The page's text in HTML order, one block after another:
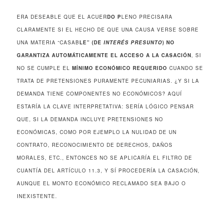
ERA DESEABLE QUE EL ACUERDO PLENO PRECISARA
CLARAMENTE SI EL HECHO DE QUE UNA CAUSA VERSE SOBRE
UNA MATERIA “CASABLE” (DEINTERÉS PRESUNTO) NO
GARANTIZA AUTOMÁTICAMENTE EL ACCESO A LA CASACIÓN, SI
NO SE CUMPLE ELMÍNIMO ECONÓMICO REQUERIDO CUANDO SE
TRATA DE PRETENSIONES PURAMENTE PECUNIARIAS. ¿Y SI LA
DEMANDA TIENE COMPONENTES NO ECONÓMICOS? AQUÍ
ESTARÍA LA CLAVE INTERPRETATIVA: SERÍA LÓGICO PENSAR
QUE, SI LA DEMANDA INCLUYE PRETENSIONES NO
ECONÓMICAS, COMO POR EJEMPLO LA NULIDAD DE UN
CONTRATO, RECONOCIMIENTO DE DERECHOS, DAÑOS
MORALES, ETC., ENTONCES NO SE APLICARÍA EL FILTRO DE
CUANTÍA DEL ARTÍCULO 11.3, Y SÍ PROCEDERÍA LA CASACIÓN,
AUNQUE EL MONTO ECONÓMICO RECLAMADO SEA BAJO O
INEXISTENTE.